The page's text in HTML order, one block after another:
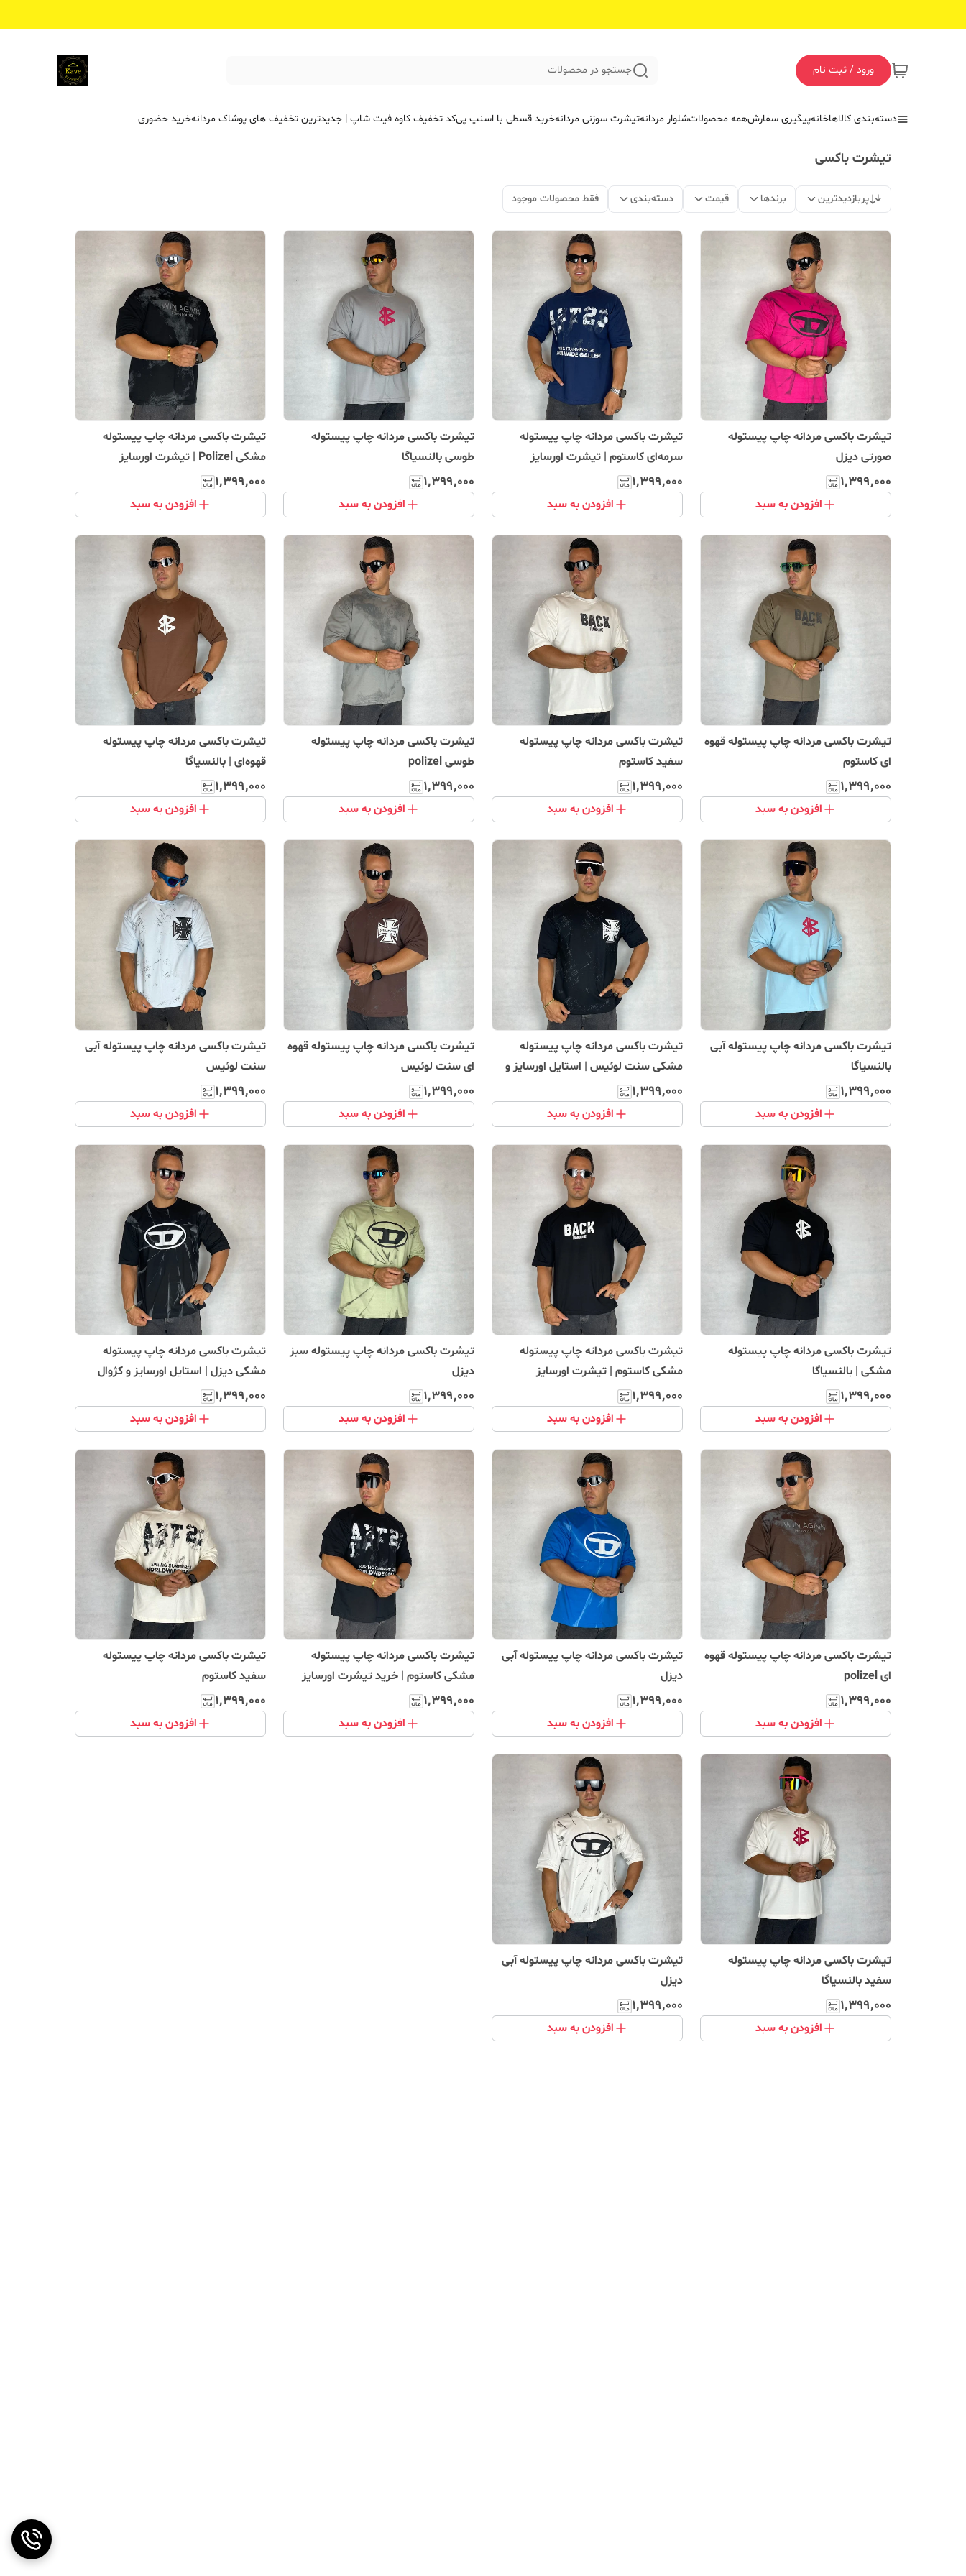
ورود / ثبت نام جستجو در محصولات
دسته‌بندی کالاهاخانهپیگیری سفارشهمه محصولاتشلوار مردانهتیشرت سوزنی مردانهخرید قسطی با اسنپ پیکد تخفیف کاوه فیت‌ شاپ | جدیدترین تخفیف ‌های پوشاک مردانهخرید حضوری
تیشرت باکسی
پربازدیدترین برندها قیمت دسته‌بندی فقط محصولات موجود
تیشرت باکسی مردانه چاپ پیستوله
صورتی دیزل
۱٬۳۹۹٬۰۰۰
افزودن به سبد
تیشرت باکسی مردانه چاپ پیستوله
سرمه‌ای کاستوم | تیشرت اورسایز
استریت‌ویر
۱٬۳۹۹٬۰۰۰
افزودن به سبد
تیشرت باکسی مردانه چاپ پیستوله
طوسی بالنسیاگا
۱٬۳۹۹٬۰۰۰
افزودن به سبد
تیشرت باکسی مردانه چاپ پیستوله
مشکی Polizel | تیشرت اورسایز
استریت‌ویر
۱٬۳۹۹٬۰۰۰
افزودن به سبد
تیشرت باکسی مردانه چاپ پیستوله قهوه
ای کاستوم
۱٬۳۹۹٬۰۰۰
افزودن به سبد
تیشرت باکسی مردانه چاپ پیستوله
سفید کاستوم
۱٬۳۹۹٬۰۰۰
افزودن به سبد
تیشرت باکسی مردانه چاپ پیستوله
طوسی polizel
۱٬۳۹۹٬۰۰۰
افزودن به سبد
تیشرت باکسی مردانه چاپ پیستوله
قهوه‌ای | بالنسیاگا
۱٬۳۹۹٬۰۰۰
افزودن به سبد
تیشرت باکسی مردانه چاپ پیستوله آبی
بالنسیاگا
۱٬۳۹۹٬۰۰۰
افزودن به سبد
تیشرت باکسی مردانه چاپ پیستوله
مشکی سنت لوئیس | استایل اورسایز و
کژوال
۱٬۳۹۹٬۰۰۰
افزودن به سبد
تیشرت باکسی مردانه چاپ پیستوله قهوه
ای سنت لوئیس
۱٬۳۹۹٬۰۰۰
افزودن به سبد
تیشرت باکسی مردانه چاپ پیستوله آبی
سنت لوئیس
۱٬۳۹۹٬۰۰۰
افزودن به سبد
تیشرت باکسی مردانه چاپ پیستوله
مشکی | بالنسیاگا
۱٬۳۹۹٬۰۰۰
افزودن به سبد
تیشرت باکسی مردانه چاپ پیستوله
مشکی کاستوم | تیشرت اورسایز
استریت‌ویر
۱٬۳۹۹٬۰۰۰
افزودن به سبد
تیشرت باکسی مردانه چاپ پیستوله سبز
دیزل
۱٬۳۹۹٬۰۰۰
افزودن به سبد
تیشرت باکسی مردانه چاپ پیستوله
مشکی دیزل | استایل اورسایز و کژوال
۱٬۳۹۹٬۰۰۰
افزودن به سبد
تیشرت باکسی مردانه چاپ پیستوله قهوه
ای polizel
۱٬۳۹۹٬۰۰۰
افزودن به سبد
تیشرت باکسی مردانه چاپ پیستوله آبی
دیزل
۱٬۳۹۹٬۰۰۰
افزودن به سبد
تیشرت باکسی مردانه چاپ پیستوله
مشکی کاستوم | خرید تیشرت اورسایز
مردانه
۱٬۳۹۹٬۰۰۰
افزودن به سبد
تیشرت باکسی مردانه چاپ پیستوله
سفید کاستوم
۱٬۳۹۹٬۰۰۰
افزودن به سبد
تیشرت باکسی مردانه چاپ پیستوله
سفید بالنسیاگا
۱٬۳۹۹٬۰۰۰
افزودن به سبد
تیشرت باکسی مردانه چاپ پیستوله آبی
دیزل
۱٬۳۹۹٬۰۰۰
افزودن به سبد